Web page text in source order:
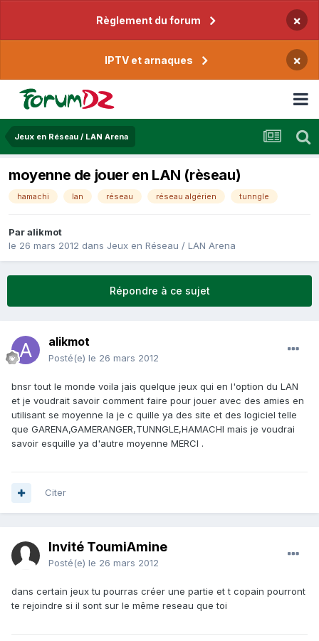
Règlement du forum ×
IPTV et arnaques ×
Jeux en Réseau / LAN Arena
moyenne de jouer en LAN (rèseau)
hamachi lan réseau réseau algérien tunngle
Paralikmot
le 26 mars 2012 dans Jeux en Réseau / LAN Arena
Répondre à ce sujet
alikmot
Posté(e) le 26 mars 2012
bnsr tout le monde voila jais quelque jeux qui en l'option du LAN
et je voudrait savoir comment faire pour jouer avec des amies en
utilisant se moyenne la je c quille ya des site et des logiciel telle
que GARENA,GAMERANGER,TUNNGLE,HAMACHI mais je voudrai
savoir esquille ya d'autre moyenne MERCI .
Citer
Invité ToumiAmine
Posté(e) le 26 mars 2012
dans certain jeux tu pourras créer une partie et t copain pourront
te rejoindre si il sont sur le même reseau que toi